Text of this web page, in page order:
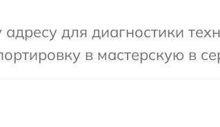
для диагностики
в мастерскую в